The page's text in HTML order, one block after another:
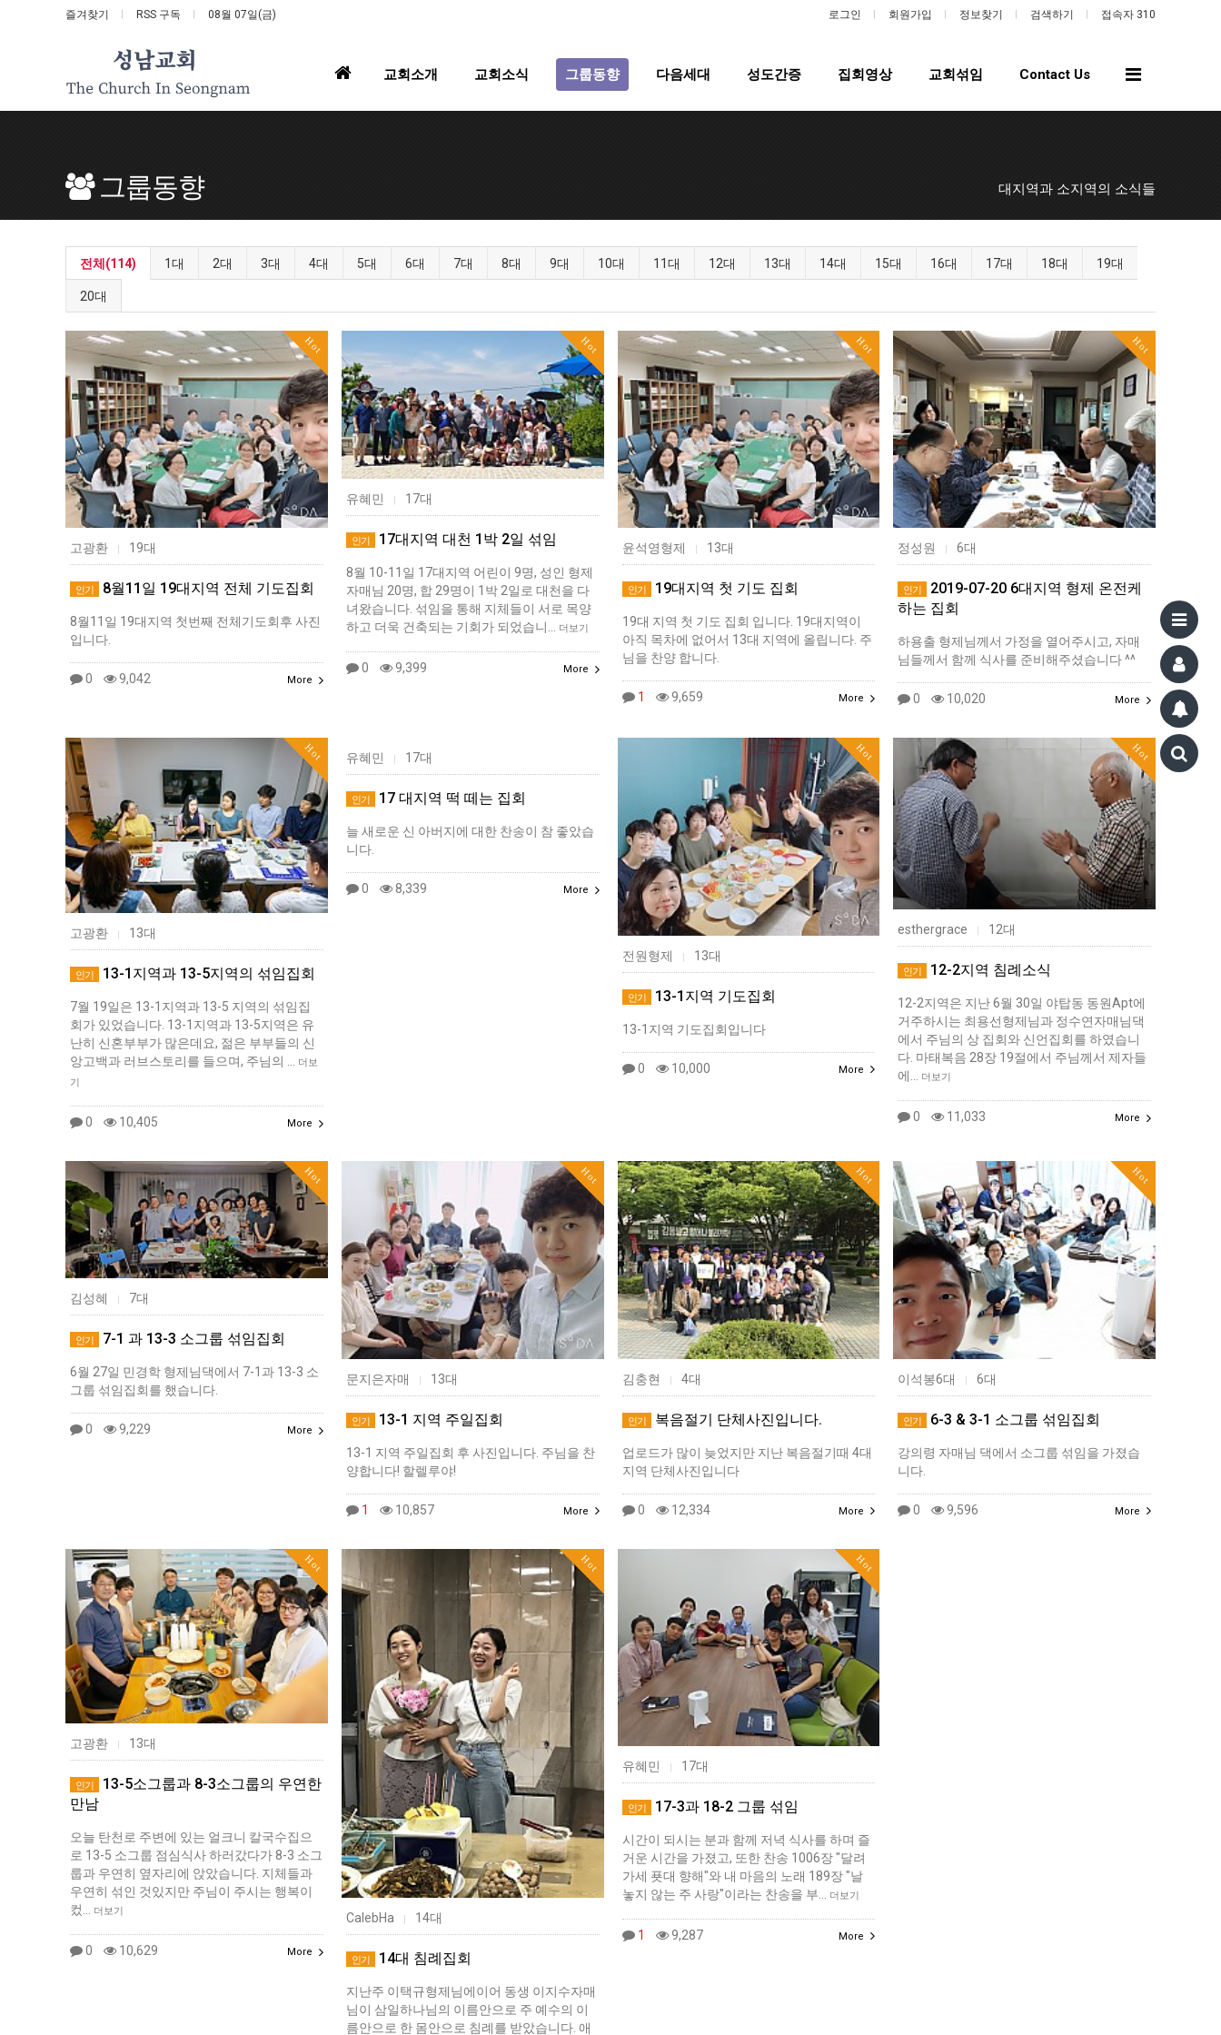
즐겨찾기 RSS 구독 08월 07일(금) 로그인 회원가입 정보찾기 검색하기 접속자 310
홈
로
교회소개 교회소식 그룹동향 다음세대 성도간증 집회영상 교회섞임 Contact Us
전
메
그룹동향 대지역과 소지역의 소식들
전체(114) 1대 2대 3대 4대 5대 6대 7대 8대 9대 10대 11대 12대 13대 14대 15대 16대 17대 18대 19대
20대
Hot
고광환 19대
인기 8월11일 19대지역 전체 기도집회
8월11일 19대지역 첫번째 전체기도회후 사진
입니다.
0 9,042 More
Hot
유혜민 | 17대
인기 17대지역 대천 1박 2일 섞임
8월 10-11일 17대지역 어린이 9명, 성인 형제
자매님 20명, 합 29명이 1박 2일로 대천을 다
녀왔습니다. 섞임을 통해 지체들이 서로 목양
하고 더욱 건축되는 기회가 되었습니…
더보기
0 9,399 More
Hot
윤석영형제 13대
인기 19대지역 첫 기도 집회
19대 지역 첫 기도 집회 입니다. 19대지역이
아직 목차에 없어서 13대 지역에 올립니다. 주
님을 찬양 합니다.
1 9,659 More
Hot
정성원 6대
인기
2019-07-20 6대지역 형제 온전케
하는 집회
하용출 형제님께서 가정을 열어주시고, 자매
님들께서 함께 식사를 준비해주셨습니다 ^^
0 10,020 More
Hot
고광환 13대
인기 13-1지역과 13-5지역의 섞임집회
7월 19일은 13-1지역과 13-5 지역의 섞임집
회가 있었습니다. 13-1지역과 13-5지역은 유
난히 신혼부부가 많은데요, 젊은 부부들의 신
앙고백과 러브스토리를 들으며, 주님의 … 더보
기
0 10,405 More
유혜민 17대
인기 17 대지역 떡 떼는 집회
늘 새로운 신 아버지에 대한 찬송이 참 좋았습
니다.
0 8,339 More
Hot
전원형제 | 13대
인기 13-1지역 기도집회
13-1지역 기도집회입니다
0 10,000 More
Hot
esthergrace | 12대
인기 12-2지역 침례소식
12-2지역은 지난 6월 30일 야탑동 동원Apt에
거주하시는 최용선형제님과 정수연자매님댁
에서 주님의 상 집회와 신언집회를 하였습니
다. 마태복음 28장 19절에서 주님께서 제자들
에…
더보기
0 11,033 More
Hot
김성혜 | 7대
인기 7-1 과 13-3 소그룹 섞임집회
6월 27일 민경학 형제님댁에서 7-1과 13-3 소
그룹 섞임집회를 했습니다.
0 9,229 More
Hot
문지은자매 | 13대
인기 13-1 지역 주일집회
13-1 지역 주일집회 후 사진입니다. 주님을 찬
양합니다! 할렐루야!
1 10,857 More
Hot
김충현 | 4대
인기 복음절기 단체사진입니다.
업로드가 많이 늦었지만 지난 복음절기때 4대
지역 단체사진입니다
0 12,334 More
Hot
이석봉6대 | 6대
인기 6-3 & 3-1 소그룹 섞임집회
강의령 자매님 댁에서 소그룹 섞임을 가졌습
니다.
0 9,596 More
Hot
고광환 13대
인기
13-5소그룹과 8-3소그룹의 우연한
만남
오늘 탄천로 주변에 있는 얼크니 칼국수집으
로 13-5 소그룹 점심식사 하러갔다가 8-3 소그
룹과 우연히 옆자리에 앉았습니다. 지체들과
우연히 섞인 것있지만 주님이 주시는 행복이
컸… 더보기
0 10,629 More
Hot
CalebHa | 14대
인기 14대 침례집회
지난주 이택규형제님에이어 동생 이지수자매
님이 삼일하나님의 이름안으로 주 예수의 이
름안으로 한 몸안으로 침례를 받았습니다. 애
Hot
유혜민 | 17대
인기 17-3과 18-2 그룹 섞임
시간이 되시는 분과 함께 저녁 식사를 하며 즐
거운 시간을 가졌고, 또한 찬송 1006장 "달려
가세 푯대 향해"와 내 마음의 노래 189장 "날
놓지 않는 주 사랑"이라는 찬송을 부…
더보기
1 9,287 More